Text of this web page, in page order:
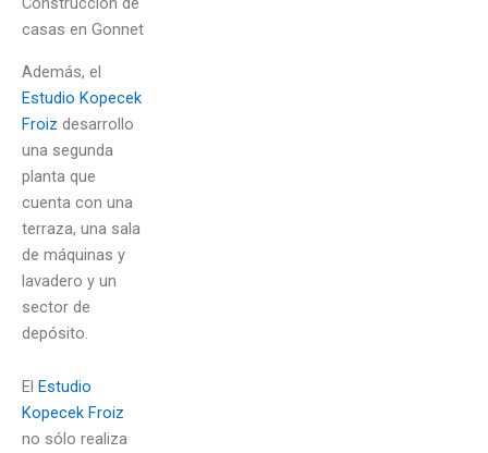
casas en Gonnet
Además, el
Estudio Kopecek
Froiz desarrollo
una segunda
planta que
cuenta con una
terraza, una sala
de máquinas y
lavadero y un
sector de
depósito.
El Estudio
Kopecek Froiz
no sólo realiza